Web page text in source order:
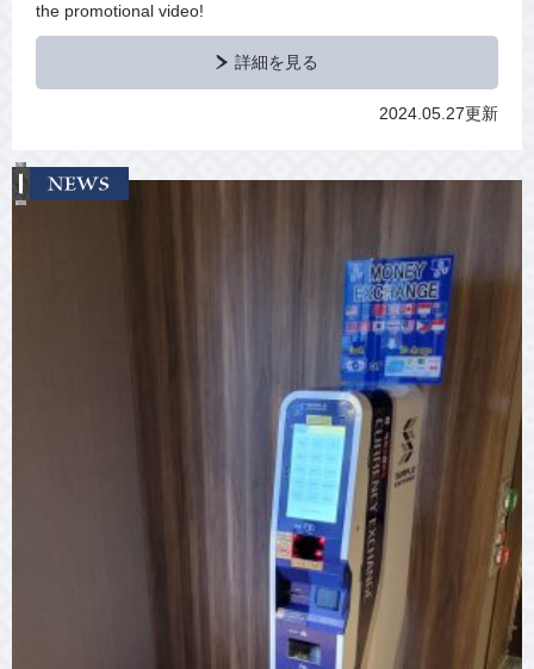
the promotional video!
詳細を見る
2024.05.27更新